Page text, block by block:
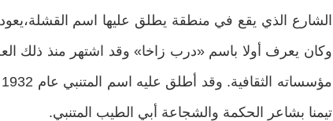
الشارع الذي يقع في منطقة يطلق عليها اسم
وكان يعرف أولا باسم «درب زاخا» وقد اشتهر منذ ذلك
تيمنا بشاعر الحكمة والشجاعة أبي الطيب المتنبي.